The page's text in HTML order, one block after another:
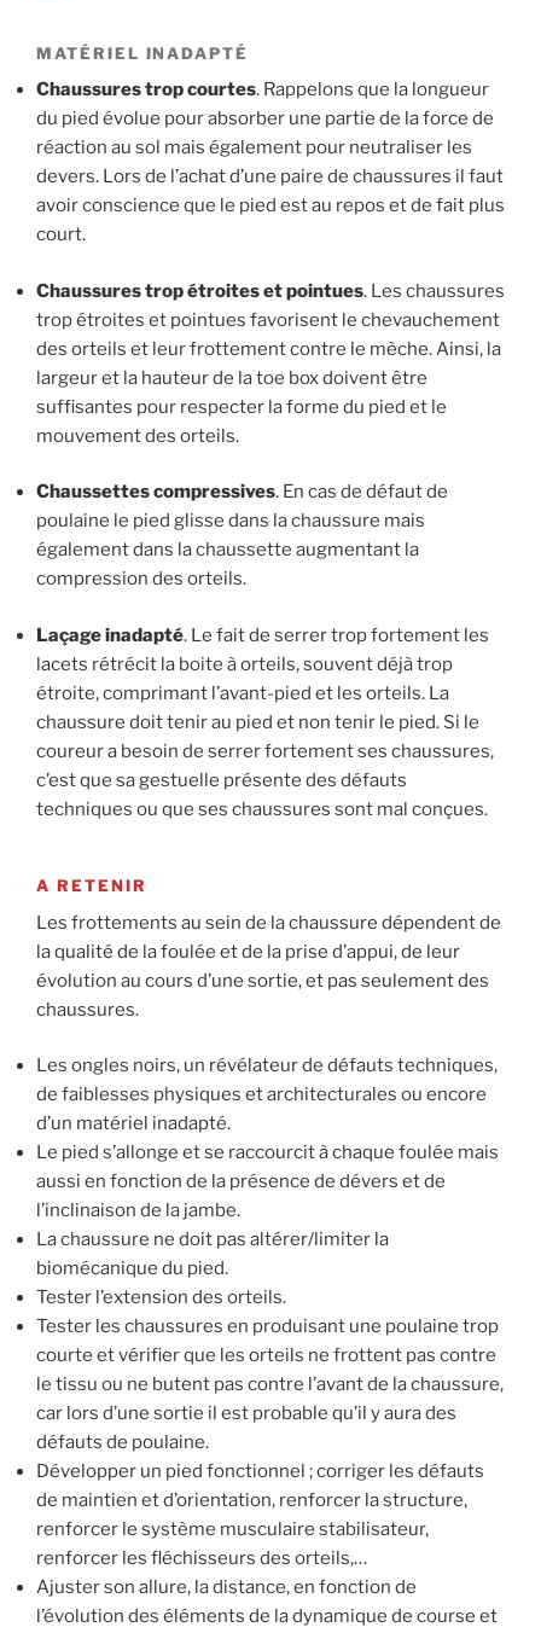
MATÉRIEL INADAPTÉ
Chaussures trop courtes. Rappelons que la longueur
du pied évolue pour absorber une partie de la force de
réaction au sol mais également pour neutraliser les
devers. Lors de l’achat d’une paire de chaussures il faut
avoir conscience que le pied est au repos et de fait plus
court.
Chaussures trop étroites et pointues. Les chaussures
trop étroites et pointues favorisent le chevauchement
des orteils et leur frottement contre le mèche. Ainsi, la
largeur et la hauteur de la toe box doivent être
suffisantes pour respecter la forme du pied et le
mouvement des orteils.
Chaussettes compressives. En cas de défaut de
poulaine le pied glisse dans la chaussure mais
également dans la chaussette augmentant la
compression des orteils.
Laçage inadapté. Le fait de serrer trop fortement les
lacets rétrécit la boite à orteils, souvent déjà trop
étroite, comprimant l’avant-pied et les orteils. La
chaussure doit tenir au pied et non tenir le pied. Si le
coureur a besoin de serrer fortement ses chaussures,
c’est que sa gestuelle présente des défauts
techniques ou que ses chaussures sont mal conçues.
A RETENIR
Les frottements au sein de la chaussure dépendent de
la qualité de la foulée et de la prise d’appui, de leur
évolution au cours d’une sortie, et pas seulement des
chaussures.
Les ongles noirs, un révélateur de défauts techniques,
de faiblesses physiques et architecturales ou encore
d’un matériel inadapté.
Le pied s’allonge et se raccourcit à chaque foulée mais
aussi en fonction de la présence de dévers et de
l’inclinaison de la jambe.
La chaussure ne doit pas altérer/limiter la
biomécanique du pied.
Tester l’extension des orteils.
Tester les chaussures en produisant une poulaine trop
courte et vérifier que les orteils ne frottent pas contre
le tissu ou ne butent pas contre l’avant de la chaussure,
car lors d’une sortie il est probable qu’il y aura des
défauts de poulaine.
Développer un pied fonctionnel ; corriger les défauts
de maintien et d’orientation, renforcer la structure,
renforcer le système musculaire stabilisateur,
renforcer les fléchisseurs des orteils,…
Ajuster son allure, la distance, en fonction de
l’évolution des éléments de la dynamique de course et